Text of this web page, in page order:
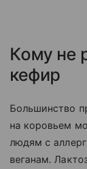
Кому не
кефир
Большинство
на коровьем
людям с
веганам.